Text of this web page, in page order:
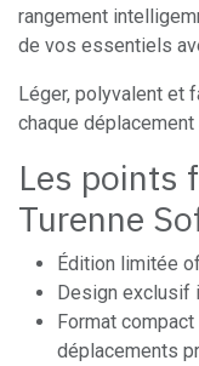
rangement
de vos essentiels
Léger, polyvalent et
chaque
Les points
Turenne
Édition limitée
Design exclusif
Format
déplacements